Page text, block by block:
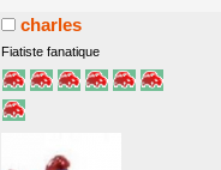
charles
Fiatiste fanatique